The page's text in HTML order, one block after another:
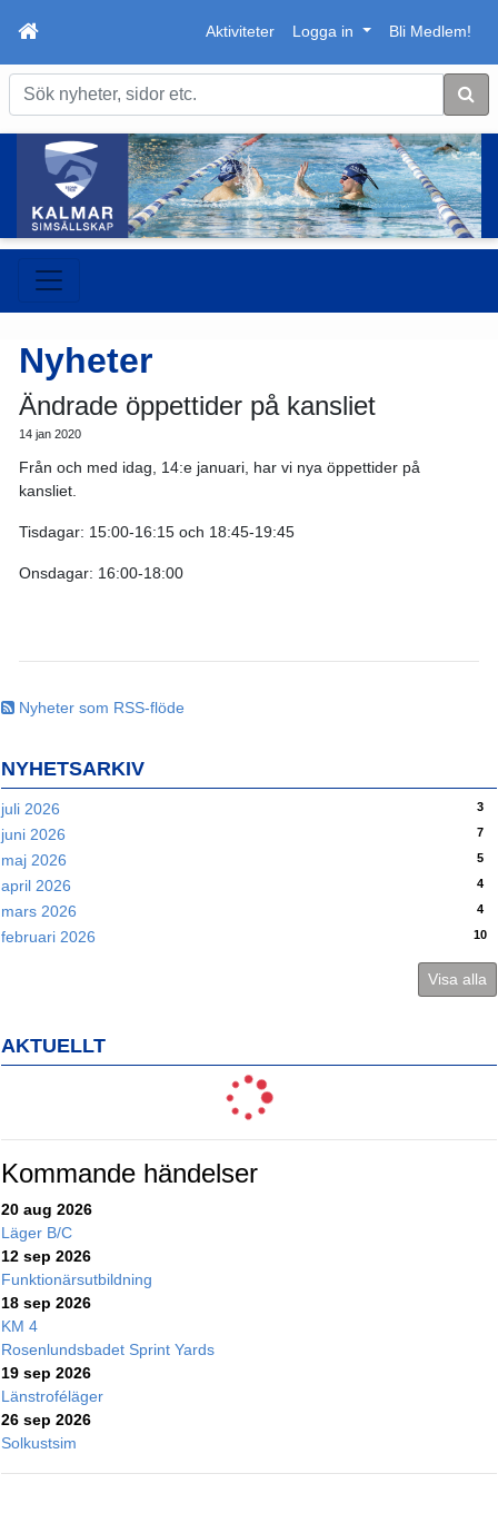
Aktiviteter Logga in Bli Medlem!
Sök
Nyheter som RSS-flöde
NYHETSARKIV
juli 2026 3
juni 2026 7
maj 2026 5
april 2026 4
mars 2026 4
februari 2026 10
Visa alla
AKTUELLT
Kommande händelser
20 aug 2026
Läger B/C
12 sep 2026
Funktionärsutbildning
18 sep 2026
KM 4
Rosenlundsbadet Sprint Yards
19 sep 2026
Länstroféläger
26 sep 2026
Solkustsim
Nyheter
Ändrade öppettider på kansliet
14 jan 2020
Från och med idag, 14:e januari, har vi nya öppettider på
kansliet.
Tisdagar: 15:00-16:15 och 18:45-19:45
Onsdagar: 16:00-18:00